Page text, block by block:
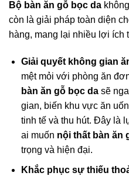
Bộ bàn ăn gỗ bọc da
còn là giải pháp toàn diện
hàng, mang lại nhiều lợi ích
Giải quyết không gian
mệt mỏi với phòng ăn
bàn ăn gỗ bọc dasẽ
gian, biến khu vực ăn
tinh tế và thu hút. Đây là
ai muốn nội thất bàn ăn
trọng và hiện đại.
Khắc phục sự thiếu